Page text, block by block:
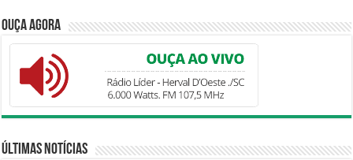
Ouça Agora
Últimas Notícias